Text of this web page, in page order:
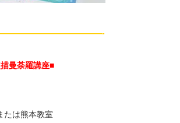
曼荼羅講座■
たは熊本教室